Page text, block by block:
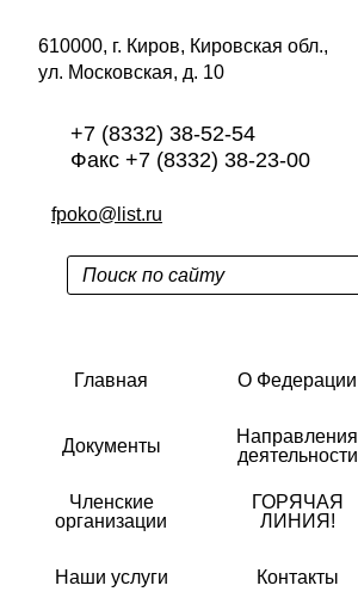
610000, г. Киров, Кировская обл.,
ул. Московская, д. 10
+7 (8332) 38-52-54
Факс +7 (8332) 38-23-00
fpoko@list.ru
Главная О Федерации
Документы
Направления
деятельности
Членские
организации
ГОРЯЧАЯ
ЛИНИЯ!
Наши услуги Контакты